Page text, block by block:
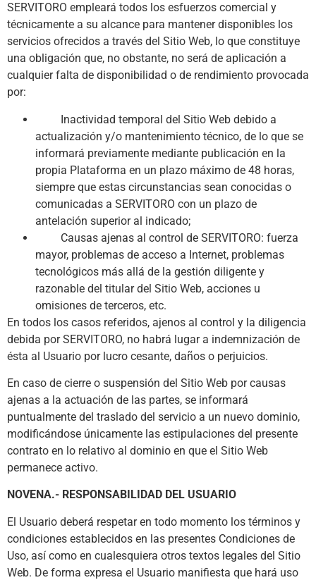
SERVITORO empleará todos los esfuerzos comercial y
técnicamente a su alcance para mantener disponibles los
servicios ofrecidos a través del Sitio Web, lo que constituye
una obligación que, no obstante, no será de aplicación a
cualquier falta de disponibilidad o de rendimiento provocada
por:
Inactividad temporal del Sitio Web debido a
actualización y/o mantenimiento técnico, de lo que se
informará previamente mediante publicación en la
propia Plataforma en un plazo máximo de 48 horas,
siempre que estas circunstancias sean conocidas o
comunicadas a SERVITORO con un plazo de
antelación superior al indicado;
Causas ajenas al control de SERVITORO: fuerza
mayor, problemas de acceso a Internet, problemas
tecnológicos más allá de la gestión diligente y
razonable del titular del Sitio Web, acciones u
omisiones de terceros, etc.
En todos los casos referidos, ajenos al control y la diligencia
debida por SERVITORO, no habrá lugar a indemnización de
ésta al Usuario por lucro cesante, daños o perjuicios.
En caso de cierre o suspensión del Sitio Web por causas
ajenas a la actuación de las partes, se informará
puntualmente del traslado del servicio a un nuevo dominio,
modificándose únicamente las estipulaciones del presente
contrato en lo relativo al dominio en que el Sitio Web
permanece activo.
NOVENA.- RESPONSABILIDAD DEL USUARIO
El Usuario deberá respetar en todo momento los términos y
condiciones establecidos en las presentes Condiciones de
Uso, así como en cualesquiera otros textos legales del Sitio
Web. De forma expresa el Usuario manifiesta que hará uso